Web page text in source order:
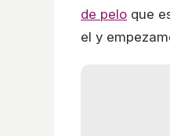
de pelo que
el y